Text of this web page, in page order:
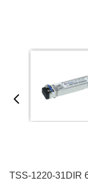
TSS-1220-31DIR